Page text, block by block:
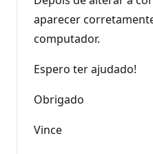
aparecer
computador.
Espero ter ajudado!
Obrigado
Vince